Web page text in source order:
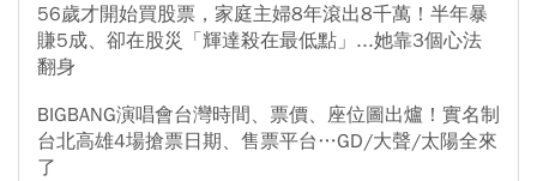
56歲才開始買股票，家庭主婦8年滾出8千萬！半年暴
賺5成、卻在股災「輝達殺在最低點」...她靠3個心法
翻身
BIGBANG演唱會台灣時間、票價、座位圖出爐！實名制
台北高雄4場搶票日期、售票平台…GD/大聲/太陽全來
了